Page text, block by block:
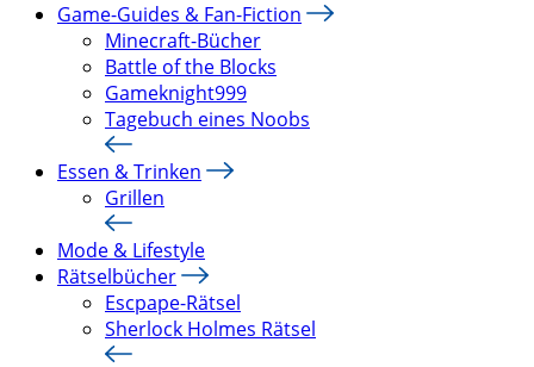
Game-Guides & Fan-Fiction
Minecraft-Bücher
Battle of the Blocks
Gameknight999
Tagebuch eines Noobs
Essen & Trinken
Grillen
Mode & Lifestyle
Rätselbücher
Escpape-Rätsel
Sherlock Holmes Rätsel